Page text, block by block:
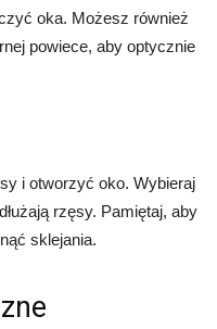
oka. Możesz również
powiece, aby optycznie
i otworzyć oko. Wybieraj
rzęsy. Pamiętaj, aby
sklejania.